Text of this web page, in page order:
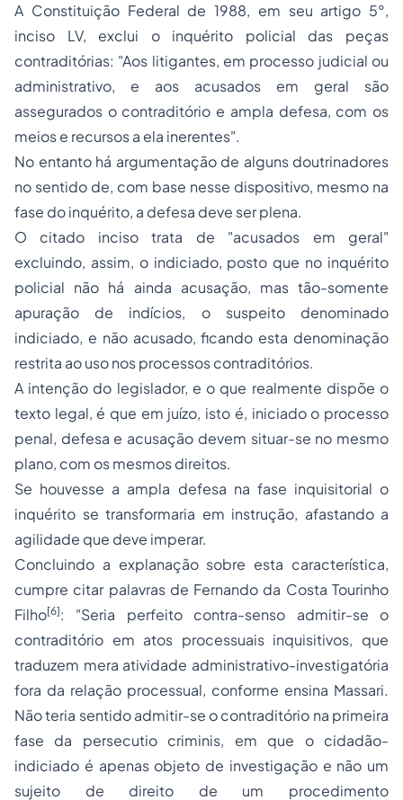
A Constituição Federal de 1988, em seu artigo 5°,
inciso LV, exclui o inquérito policial das peças
contraditórias: "Aos litigantes, em processo judicial ou
administrativo, e aos acusados em geral são
assegurados o contraditório e ampla defesa, com os
meios e recursos a ela inerentes".
No entanto há argumentação de alguns doutrinadores
no sentido de, com base nesse dispositivo, mesmo na
fase do inquérito, a defesa deve ser plena.
O citado inciso trata de "acusados em geral"
excluindo, assim, o indiciado, posto que no inquérito
policial não há ainda acusação, mas tão-somente
apuração de indícios, o suspeito denominado
indiciado, e não acusado, ficando esta denominação
restrita ao uso nos processos contraditórios.
A intenção do legislador, e o que realmente dispõe o
texto legal, é que em juízo, isto é, iniciado o processo
penal, defesa e acusação devem situar-se no mesmo
plano, com os mesmos direitos.
Se houvesse a ampla defesa na fase inquisitorial o
inquérito se transformaria em instrução, afastando a
agilidade que deve imperar.
Concluindo a explanação sobre esta característica,
cumpre citar palavras de Fernando da Costa Tourinho
Filho[6]: "Seria perfeito contra-senso admitir-se o
contraditório em atos processuais inquisitivos, que
traduzem mera atividade administrativo-investigatória
fora da relação processual, conforme ensina Massari.
Não teria sentido admitir-se o contraditório na primeira
fase da persecutio criminis, em que o cidadão-
indiciado é apenas objeto de investigação e não um
sujeito de direito de um procedimento